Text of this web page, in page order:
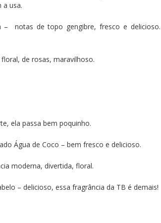
a usa.
– notas de topo gengibre, fresco e delicioso.
de rosas, maravilhoso.
ela passa bem poquinho.
Água de Coco – bem fresco e delicioso.
moderna, divertida, floral.
– delicioso, essa fragrância da TB é demais!